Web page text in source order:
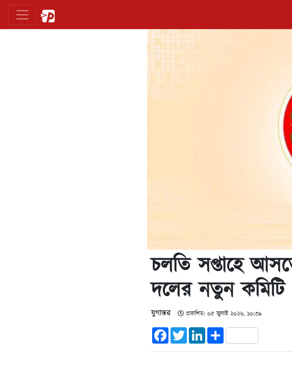
চলতি সপ্তাহে
দলের নতুন কমিটি
যুগান্তর প্রকাশিত: ০৫ জুলাই ২০২৬, ১০:৩৯
FacebookTwitterLinkedInShare